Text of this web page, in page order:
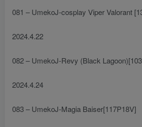
081 – UmekoJ-cosplay Viper Valorant
2024.4.22
082 – UmekoJ-Revy (Black
2024.4.24
083 – UmekoJ-Magia Baiser[117P18V]